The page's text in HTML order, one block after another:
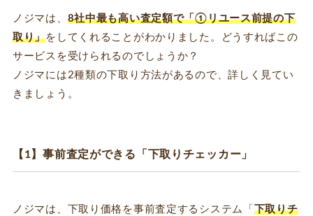
ノジマは、 8社中最も高い査定額で「①リユース前提の下
取り」をしてくれることがわかりました。どうすればこの
サービスを受けられるのでしょうか？
ノジマには2種類の下取り方法があるので、詳しく見てい
きましょう。
【1】事前査定ができる「下取りチェッカー」
ノジマは、下取り価格を事前査定するシステム「 下取りチ